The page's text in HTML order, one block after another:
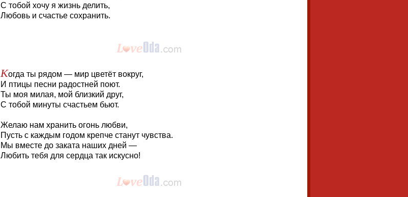
С тобой хочу я жизнь делить,
Любовь и счастье сохранить.
Когда ты рядом — мир цветёт вокруг,
И птицы песни радостней поют.
Ты моя милая, мой близкий друг,
С тобой минуты счастьем бьют.
Желаю нам хранить огонь любви,
Пусть с каждым годом крепче станут чувства.
Мы вместе до заката наших дней —
Любить тебя для сердца так искусно!